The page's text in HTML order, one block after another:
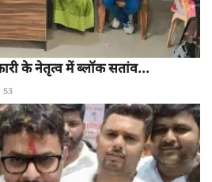
के नेतृत्व में ब्लॉक सतांव...
53